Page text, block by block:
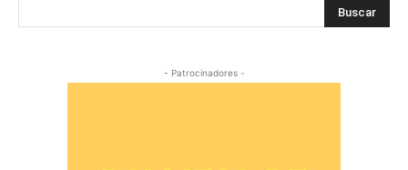
Buscar
- Patrocinadores -